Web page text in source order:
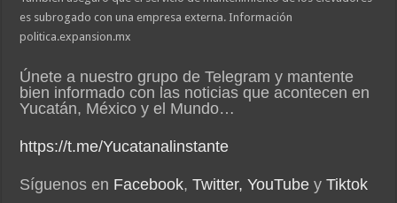
es subrogado con una empresa externa. Información
politica.expansion.mx
Únete a nuestro grupo de Telegram y mantente
bien informado con las noticias que acontecen en
Yucatán, México y el Mundo…
https://t.me/Yucatanalinstante
Síguenos en Facebook,Twitter, YouTube yTiktok